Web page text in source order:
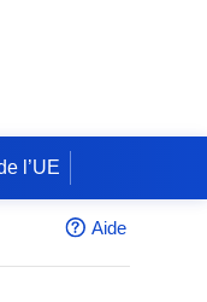
l’UE
Aide